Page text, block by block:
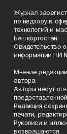
Журнал
по надзору в
технологий и
Башкортостан.
Свидетельство
информации ПИ
Мнение
автора.
Авторы несут
Редакция
печати,
Рукописи и
возвращаются.